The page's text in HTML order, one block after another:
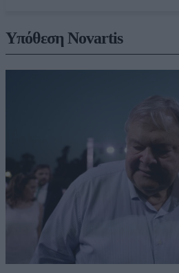
Υπόθεση Novartis